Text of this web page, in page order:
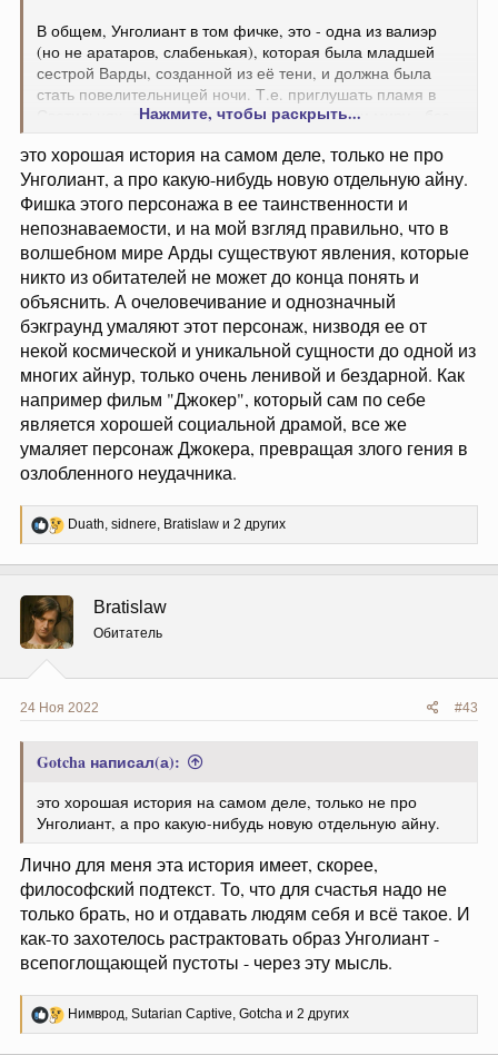
В общем, Унголиант в том фичке, это - одна из валиэр
(но не аратаров, слабенькая), которая была младшей
сестрой Варды, созданной из её тени, и должна была
стать повелительницей ночи. Т.е. приглушать пламя в
Светильнях, дабы было время для отдыхами миру - без
Вириломе - Ткущая Сумерки, из лени отказалась
участвовать в Музыке. И потому не обрела возможность
управлять веществом Арды - т.е. стала пустотой, не
принадлежащей к творению.
По началу она хотела попасть в Арду и насладиться ей,
т.к. скучала в Чертогах Безвременья. И отправилась туда,
не взирая на предупреждение Эру, что не умея творить и
отдавать, она не насытит себя. А потом, т.к. Эру сказал
правду, понеслось. И кончилось тем, что она стала
пауком, уничтожающим Свет именно потому, что хотела
вернуться к свету Создателя, дабы утолить пустоту
внутри себя - но не могла.
Нажмите, чтобы раскрыть...
это хорошая история на самом деле, только не про
Унголиант, а про какую-нибудь новую отдельную айну.
Фишка этого персонажа в ее таинственности и
непознаваемости, и на мой взгляд правильно, что в
волшебном мире Арды существуют явления, которые
никто из обитателей не может до конца понять и
объяснить. А очеловечивание и однозначный
бэкграунд умаляют этот персонаж, низводя ее от
некой космической и уникальной сущности до одной из
многих айнур, только очень ленивой и бездарной. Как
например фильм "Джокер", который сам по себе
является хорошей социальной драмой, все же
умаляет персонаж Джокера, превращая злого гения в
озлобленного неудачника.
Р
е
ц
и
и
:
Duath, sidnere, Bratislaw и 2 других
Bratislaw
Обитатель
24 Ноя 2022 #43
Gotcha написал(а):
это хорошая история на самом деле, только не про
Унголиант, а про какую-нибудь новую отдельную айну.
Лично для меня эта история имеет, скорее,
философский подтекст. То, что для счастья надо не
только брать, но и отдавать людям себя и всё такое. И
как-то захотелось растрактовать образ Унголиант -
всепоглощающей пустоты - через эту мысль.
Р
е
Нимврод, Sutarian Captive, Gotcha и 2 других